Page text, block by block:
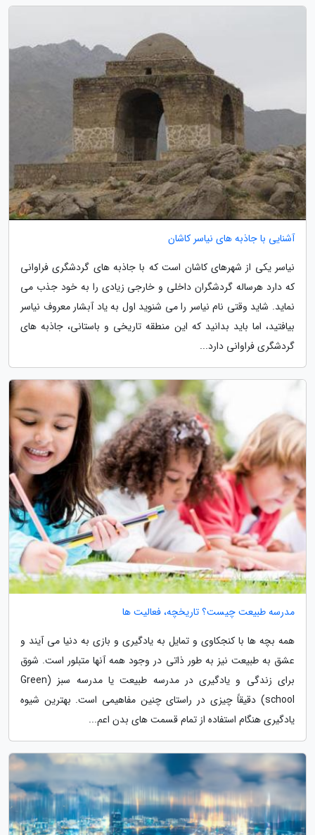
آشنایی با جاذبه های نیاسر کاشان
نیاسر یکی از شهرهای کاشان است که با جاذبه های گردشگری فراوانی
که دارد هرساله گردشگران داخلی و خارجی زیادی را به خود جذب می
نماید. شاید وقتی نام نیاسر را می شنوید اول به یاد آبشار معروف نیاسر
بیافتید، اما باید بدانید که این منطقه تاریخی و باستانی، جاذبه های
گردشگری فراوانی دارد...
مدرسه طبیعت چیست؟ تاریخچه، فعالیت ها
همه بچه ها با کنجکاوی و تمایل به یادگیری و بازی به دنیا می آیند و
عشق به طبیعت نیز به طور ذاتی در وجود همه آنها متبلور است. شوق
برای زندگی و یادگیری در مدرسه طبیعت یا مدرسه سبز (Green
school) دقیقاً چیزی در راستای چنین مفاهیمی است. بهترین شیوه
یادگیری هنگام استفاده از تمام قسمت های بدن اعم...